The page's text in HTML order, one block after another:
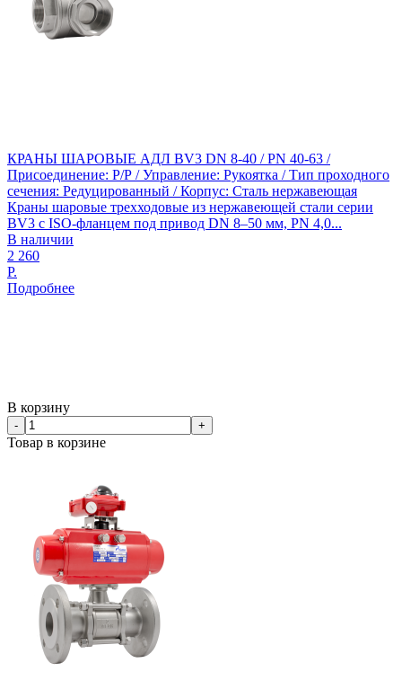
КРАНЫ ШАРОВЫЕ АДЛ BV3 DN 8-40 / PN 40-63 /
Присоединение: Р/Р / Управление: Рукоятка / Тип проходного
сечения: Редуцированный / Корпус: Сталь нержавеющая
Краны шаровые трехходовые из нержавеющей стали серии
BV3 с ISO-фланцем под привод DN 8–50 мм, PN 4,0...
В наличии
2 260
Р.
Подробнее
В корзину
- +
Товар в корзине